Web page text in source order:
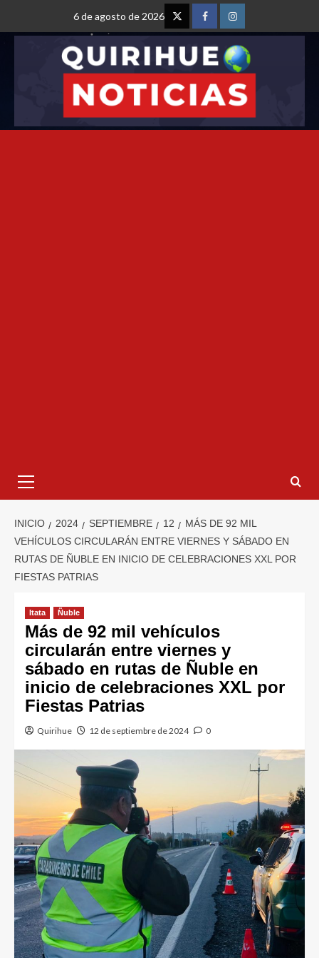
6 de agosto de 2026
INICIO 2024 SEPTIEMBRE 12
MÁS DE 92 MIL
VEHÍCULOS CIRCULARÁN ENTRE VIERNES Y SÁBADO EN
RUTAS DE ÑUBLE EN INICIO DE CELEBRACIONES XXL POR
FIESTAS PATRIAS
Itata Ñuble
Más de 92 mil vehículos
circularán entre viernes y
sábado en rutas de Ñuble en
inicio de celebraciones XXL por
Fiestas Patrias
Quirihue 12 de septiembre de 2024 0